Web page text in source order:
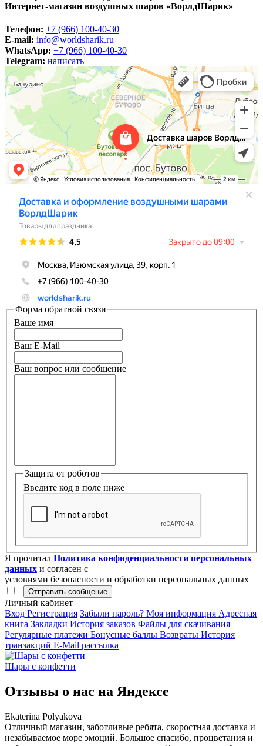
Интернет-магазин воздушных шаров «ВорлдШарик»
Телефон: +7 (966) 100-40-30
E-mail: info@worldsharik.ru
WhatsApp: +7 (966) 100-40-30
Telegram: написать
Форма обратной связи
Ваше имя
Ваш E-Mail
Ваш вопрос или сообщение
Защита от роботов
Введите код в поле ниже
Я прочитал Политика конфиденциальности персональных
данных и согласен с
условиями безопасности и обработки персональных данных
Личный кабинет
Вход Регистрация Забыли пароль? Моя информация Адресная
книга Закладки История заказов Файлы для скачивания
Регулярные платежи Бонусные баллы Возвраты История
транзакций E-Mail рассылка
Шары с конфетти
Отзывы о нас на Яндексе
Ekaterina Polyakova
Отличный магазин, заботливые ребята, скоростная доставка и
незабываемое море эмоций. Большое спасибо, процветания и